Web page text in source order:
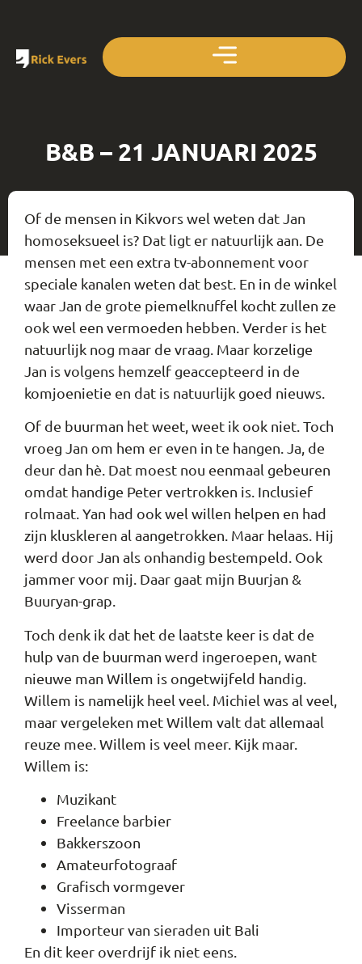
B&B – 21 JANUARI 2025
Of de mensen in Kikvors wel weten dat Jan
homoseksueel is? Dat ligt er natuurlijk aan. De
mensen met een extra tv-abonnement voor
speciale kanalen weten dat best. En in de winkel
waar Jan de grote piemelknuffel kocht zullen ze
ook wel een vermoeden hebben. Verder is het
natuurlijk nog maar de vraag. Maar korzelige
Jan is volgens hemzelf geaccepteerd in de
komjoenietie en dat is natuurlijk goed nieuws.
Of de buurman het weet, weet ik ook niet. Toch
vroeg Jan om hem er even in te hangen. Ja, de
deur dan hè. Dat moest nou eenmaal gebeuren
omdat handige Peter vertrokken is. Inclusief
rolmaat. Yan had ook wel willen helpen en had
zijn kluskleren al aangetrokken. Maar helaas. Hij
werd door Jan als onhandig bestempeld. Ook
jammer voor mij. Daar gaat mijn Buurjan &
Buuryan-grap.
Toch denk ik dat het de laatste keer is dat de
hulp van de buurman werd ingeroepen, want
nieuwe man Willem is ongetwijfeld handig.
Willem is namelijk heel veel. Michiel was al veel,
maar vergeleken met Willem valt dat allemaal
reuze mee. Willem is veel meer. Kijk maar.
Willem is:
Muzikant
Freelance barbier
Bakkerszoon
Amateurfotograaf
Grafisch vormgever
Visserman
Importeur van sieraden uit Bali
En dit keer overdrijf ik niet eens.